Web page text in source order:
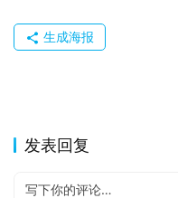
生成海报
发表回复